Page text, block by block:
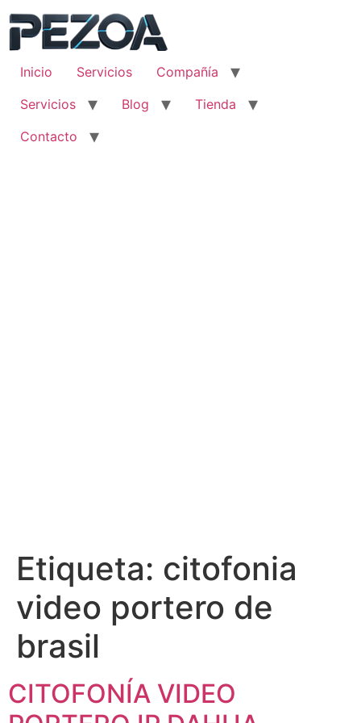
contenido
Inicio
Servicios
Compañía
Servicios
Blog
Tienda
Contacto
Etiqueta: citofonia
video portero de
brasil
CITOFONÍA VIDEO